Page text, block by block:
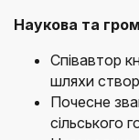
Наукова та
Співавтор
шляхи
Почесне
сільського